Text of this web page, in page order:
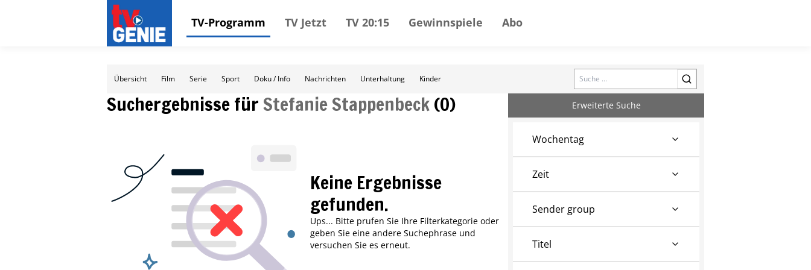
TV-Programm TV Jetzt TV 20:15 Gewinnspiele Abo
Übersicht Film Serie Sport Doku / Info Nachrichten Unterhaltung Kinder Search
Suchergebnisse fürStefanie Stappenbeck(0)
Keine Ergebnisse
gefunden.
Ups... Bitte prufen Sie Ihre Filterkategorie oder
geben Sie eine andere Suchephrase und
versuchen Sie es erneut.
Erweiterte Suche
Wochentag
Zeit
Sender group
Titel